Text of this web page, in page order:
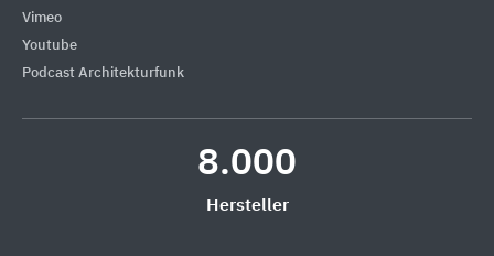
Vimeo
Youtube
Podcast Architekturfunk
8.000
Hersteller